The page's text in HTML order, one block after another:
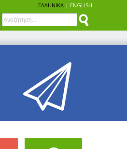
ΕΛΛΗΝΙΚΑ | ENGLISH